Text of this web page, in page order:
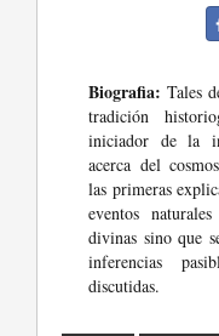
Biografia: Tales
tradición
iniciador de la
acerca del
las primeras
eventos
divinas sino que
inferencias
discutidas.